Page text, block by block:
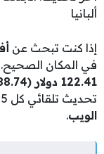
ألبانيا
إذا كنت تبحث عن
في المكان الصحيح.
122.41 دولار (9,888.74 ليك ألباني)
تحديث تلقائي كل 5 دقائق لضمان دقة المعلومات في
الويب.